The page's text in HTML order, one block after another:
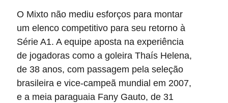
O Mixto não mediu esforços para montar
um elenco competitivo para seu retorno à
Série A1. A equipe aposta na experiência
de jogadoras como a goleira Thaís Helena,
de 38 anos, com passagem pela seleção
brasileira e vice-campeã mundial em 2007,
e a meia paraguaia Fany Gauto, de 31